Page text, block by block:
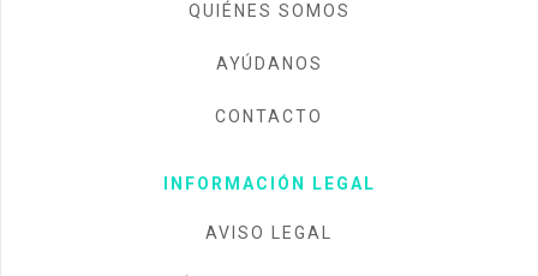
QUIÉNES SOMOS
AYÚDANOS
CONTACTO
INFORMACIÓN LEGAL
AVISO LEGAL